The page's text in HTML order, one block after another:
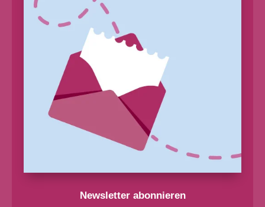
Newsletter abonnieren